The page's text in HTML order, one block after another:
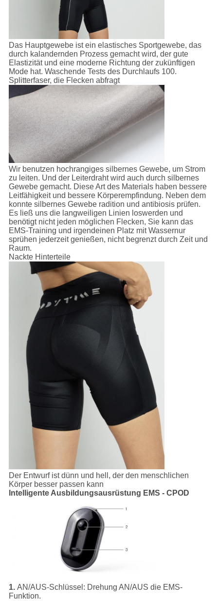
Das Hauptgewebe ist ein elastisches Sportgewebe, das
durch kalandernden Prozess gemacht wird, der gute
Elastizität und eine moderne Richtung der zukünftigen
Mode hat. Waschende Tests des Durchlaufs 100.
Splitterfaser, die Flecken abfragt
Wir benutzen hochrangiges silbernes Gewebe, um Strom
zu leiten. Und der Leiterdraht wird auch durch silbernes
Gewebe gemacht. Diese Art des Materials haben bessere
Leitfähigkeit und bessere Körperempfindung. Neben dem
konnte silbernes Gewebe radition und antibiosis prüfen.
Es ließ uns die langweiligen Linien loswerden und
benötigt nicht jeden möglichen Flecken, Sie kann das
EMS-Training und irgendeinen Platz mit Wassernur
sprühen jederzeit genießen, nicht begrenzt durch Zeit und
Raum.
Nackte Hinterteile
Der Entwurf ist dünn und hell, der den menschlichen
Körper besser passen kann
Intelligente Ausbildungsausrüstung EMS - CPOD
1. AN/AUS-Schlüssel: Drehung AN/AUS die EMS-
Funktion.